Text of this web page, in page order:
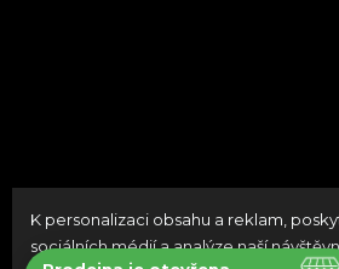
K personalizaci obsahu a reklam,
sociálních médií a analýze naší
Copyright 2026